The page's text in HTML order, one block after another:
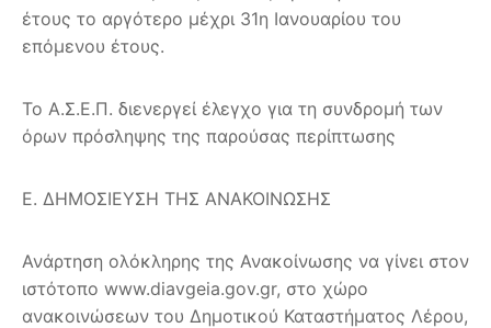
έτους το αργότερο μέχρι 31η Ιανουαρίου του
επόμενου έτους.
Το Α.Σ.Ε.Π. διενεργεί έλεγχο για τη συνδρομή των
όρων πρόσληψης της παρούσας περίπτωσης
Ε. ΔΗΜΟΣΙΕΥΣΗ ΤΗΣ ΑΝΑΚΟΙΝΩΣΗΣ
Ανάρτηση ολόκληρης της Ανακοίνωσης να γίνει στον
ιστότοπο www.diavgeia.gov.gr, στο χώρο
ανακοινώσεων του Δημοτικού Καταστήματος Λέρου,